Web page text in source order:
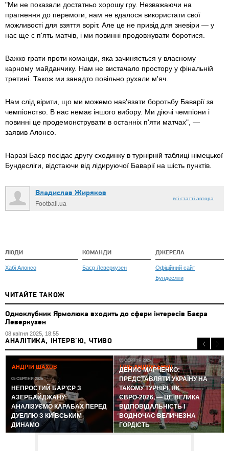
"Ми не показали достатньо хорошу гру. Незважаючи на
прагнення до перемоги, нам не вдалося використати свої
можливості для взяття воріт. Але це не привід для зневіри — у
нас ще є п'ять матчів, і ми повинні продовжувати боротися.
Важко грати проти команди, яка зачиняється у власному
карному майданчику. Нам не вистачало простору у фінальній
третині. Також ми занадто повільно рухали м'яч.
Нам слід вірити, що ми можемо нав'язати боротьбу Баварії за
чемпіонство. В нас немає іншого вибору. Ми діючі чемпіони і
повинні це продемонструвати в останніх п'яти матчах", —
заявив Алонсо.
Наразі Баєр посідає другу сходинку в турнірній таблиці німецької
Бундесліги, відстаючи від лідируючої Баварії на шість пунктів.
Владислав Жиряков
Football.ua
всі статті автора
ЛЮДИ
Хабі Алонсо
КОМАНДИ
Баєр Леверкузен
ДЖЕРЕЛА
Офіційний сайт
Бундесліги
ЧИТАЙТЕ ТАКОЖ
Одноклубник Ярмолюка входить до сфери інтересів Баєра
Леверкузен
08 квітня 2025, 18:55
АНАЛІТИКА, ІНТЕРВ'Ю, ЧТИВО
АНДРІЙ ШАХОВ
05 СЕРПНЯ 2026
НЕПРОСТИЙ БАР'ЄР З
АЗЕРБАЙДЖАНУ:
АНАЛІЗУЄМО КАРАБАХ ПЕРЕД
ДУЕЛЛЮ З КИЇВСЬКИМ
ДИНАМО
ГЛІБ АНДРУСЕНКО
05 СЕРПНЯ 2026
ДЕНИС МАРЧЕНКО:
ПРЕДСТАВЛЯТИ УКРАЇНУ НА
ТАКОМУ ТУРНІРІ, ЯК
ЄВРО-2026, — ЦЕ ВЕЛИКА
ВІДПОВІДАЛЬНІСТЬ І
ВОДНОЧАС ВЕЛИЧЕЗНА
ГОРДІСТЬ